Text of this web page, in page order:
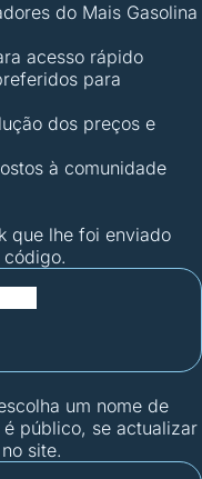
do Mais Gasolina
acesso rápido
para
dos preços e
à comunidade
que lhe foi enviado
um nome de
público, se actualizar
site.